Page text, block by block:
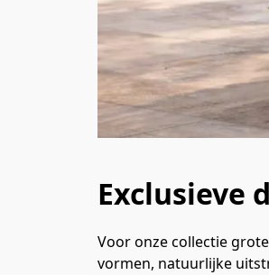
Exclusieve
Voor onze collectie
vormen, natuurlijke